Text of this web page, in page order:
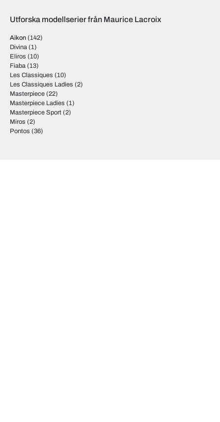
Utforska modellserier från Maurice Lacroix
Aikon (142)
Divina (1)
Eliros (10)
Fiaba (13)
Les Classiques (10)
Les Classiques Ladies (2)
Masterpiece (22)
Masterpiece Ladies (1)
Masterpiece Sport (2)
Miros (2)
Pontos (36)